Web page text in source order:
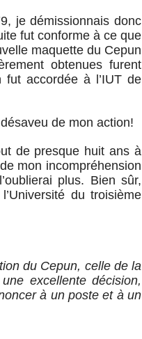
je démissionnais donc
fut conforme à ce que
maquette du Cepun
obtenues furent
accordée à l’IUT de
de mon action!
de presque huit ans à
mon incompréhension
plus. Bien sûr,
du troisième
du Cepun, celle de la
excellente décision,
à un poste et à un